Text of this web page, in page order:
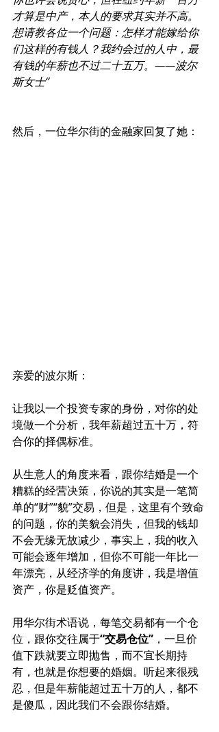
才算是中产，本人的要求其实并不高。
想请教各位一个问题：怎样才能嫁给你
们这样的有钱人？我约会过的人中，最
有钱的年薪也不过二十五万。——波尔
斯女士‘’
然后，一位华尔街的金融家回复了她：
亲爱的波尔斯：
让我以一个投资专家的身份，对你的处
境做一个分析，我年薪超过五十万，符
合你的择偶标准。
从生意人的角度来看，跟你结婚是一个
糟糕的经营决策，你说的其实是一笔简
单的“财”“貌”交易，但是，这里有个致命
的问题，你的美貌会消失，但我的钱却
不会无缘无故减少，事实上，我的收入
可能会逐年增加，但你不可能一年比一
年漂亮，从经济学的角度讲，我是增值
资产，你是贬值资产。
用华尔街术语说，每笔交易都有一个仓
位，跟你交往属于“交易仓位” ，一旦价
值下跌就要立即抛售，而不宜长期持
有，也就是你想要的婚姻。听起来很残
忍，但是年薪能超过五十万的人，都不
是傻瓜，因此我们不会跟你结婚。